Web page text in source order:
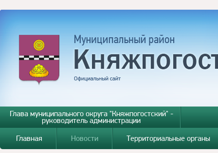
Глава муниципального округа "Княжпогостский" -
руководитель администрации
Главная
Новости Территориальные органы